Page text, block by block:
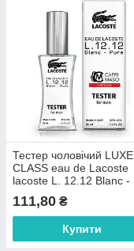
Тестер чоловічий LUXE
CLASS eau de Lacoste
lacoste L. 12.12 Blanc -
Pure, 60 мл
111,80 ₴
Купити